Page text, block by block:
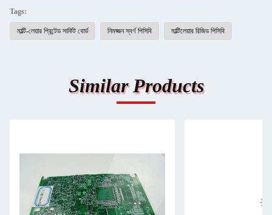
Tags:
মাল্টি-লেয়ার প্রিন্টেড সার্কিট বোর্ড নিমজ্জন স্বর্ণ পিসিবি মাল্টিলেয়ার রিজিড পিসিবি
Similar Products